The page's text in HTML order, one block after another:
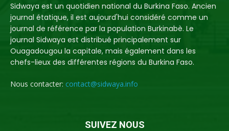
Sidwaya est un quotidien national du Burkina Faso. Ancien
journal étatique, il est aujourd'hui considéré comme un
journal de référence par la population Burkinabè. Le
journal Sidwaya est distribué principalement sur
Ouagadougou la capitale, mais également dans les
chefs-lieux des différentes régions du Burkina Faso.
Nous contacter: contact@sidwaya.info
SUIVEZ NOUS